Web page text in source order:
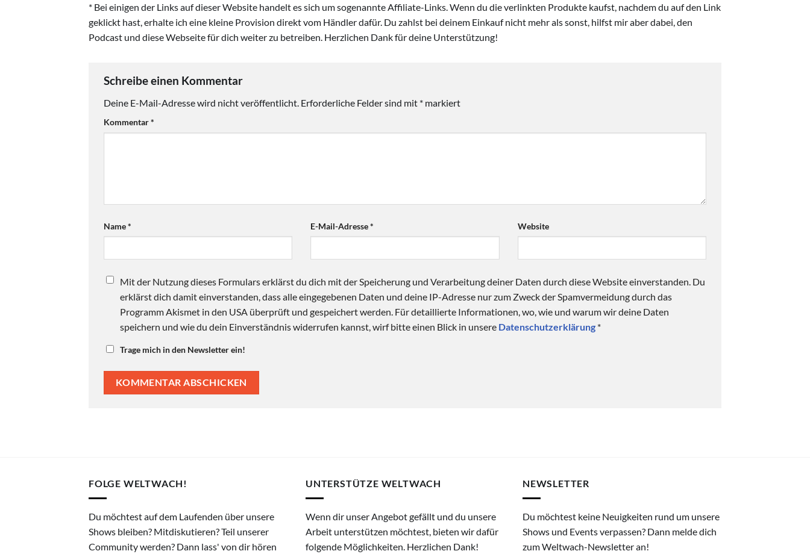
* Bei einigen der Links auf dieser Website handelt es sich um sogenannte Affiliate-Links. Wenn du die verlinkten Produkte kaufst, nachdem du auf den Link
geklickt hast, erhalte ich eine kleine Provision direkt vom Händler dafür. Du zahlst bei deinem Einkauf nicht mehr als sonst, hilfst mir aber dabei, den
Podcast und diese Webseite für dich weiter zu betreiben. Herzlichen Dank für deine Unterstützung!
Schreibe einen Kommentar
Deine E-Mail-Adresse wird nicht veröffentlicht. Erforderliche Felder sind mit * markiert
Kommentar*
Name* E-Mail-Adresse* Website
Mit der Nutzung dieses Formulars erklärst du dich mit der Speicherung und Verarbeitung deiner Daten durch diese Website einverstanden. Du
erklärst dich damit einverstanden, dass alle eingegebenen Daten und deine IP-Adresse nur zum Zweck der Spamvermeidung durch das
Programm Akismet in den USA überprüft und gespeichert werden. Für detaillierte Informationen, wo, wie und warum wir deine Daten
speichern und wie du dein Einverständnis widerrufen kannst, wirf bitte einen Blick in unsere Datenschutzerklärung *
Trage mich in den Newsletter ein!
FOLGE WELTWACH!
Du möchtest auf dem Laufenden über unsere
Shows bleiben? Mitdiskutieren? Teil unserer
Community werden? Dann lass' von dir hören
UNTERSTÜTZE WELTWACH
Wenn dir unser Angebot gefällt und du unsere
Arbeit unterstützen möchtest, bieten wir dafür
folgende Möglichkeiten. Herzlichen Dank!
NEWSLETTER
Du möchtest keine Neuigkeiten rund um unsere
Shows und Events verpassen? Dann melde dich
zum Weltwach-Newsletter an!